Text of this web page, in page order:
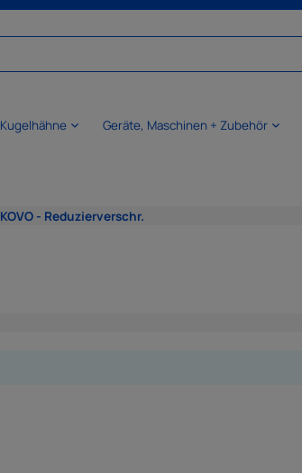
Kugelhähne Geräte, Maschinen + Zubehör
KOVO - Reduzierverschr.